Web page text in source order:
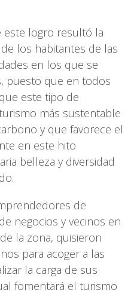
este logro resultó la
los habitantes de las
en los que se
puesto que en todos
este tipo de
más sustentable
y que favorece el
en este hito
belleza y diversidad
de
negocios y vecinos en
la zona, quisieron
para acoger a las
la carga de sus
fomentará el turismo